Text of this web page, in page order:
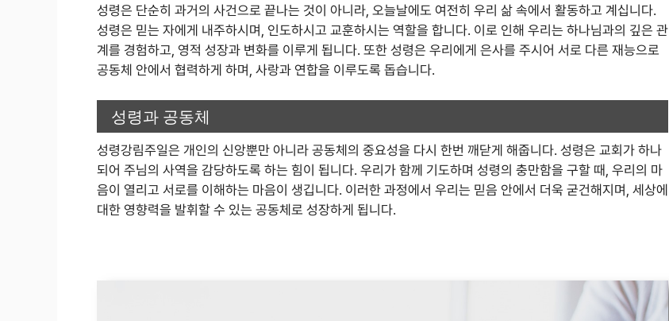
성령은 단순히 과거의 사건으로 끝나는 것이 아니라, 오늘날에도 여전히 우리 삶 속에서 활동하고 계십니다.
성령은 믿는 자에게 내주하시며, 인도하시고 교훈하시는 역할을 합니다. 이로 인해 우리는 하나님과의 깊은 관
계를 경험하고, 영적 성장과 변화를 이루게 됩니다. 또한 성령은 우리에게 은사를 주시어 서로 다른 재능으로
공동체 안에서 협력하게 하며, 사랑과 연합을 이루도록 돕습니다.
성령과 공동체
성령강림주일은 개인의 신앙뿐만 아니라 공동체의 중요성을 다시 한번 깨닫게 해줍니다. 성령은 교회가 하나
되어 주님의 사역을 감당하도록 하는 힘이 됩니다. 우리가 함께 기도하며 성령의 충만함을 구할 때, 우리의 마
음이 열리고 서로를 이해하는 마음이 생깁니다. 이러한 과정에서 우리는 믿음 안에서 더욱 굳건해지며, 세상에
대한 영향력을 발휘할 수 있는 공동체로 성장하게 됩니다.